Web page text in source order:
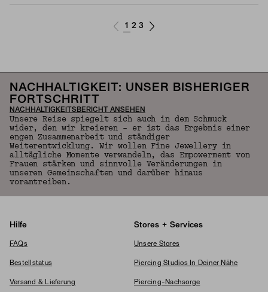
1 2 3
NACHHALTIGKEIT: UNSER BISHERIGER
FORTSCHRITT
NACHHALTIGKEITSBERICHT ANSEHEN
Unsere Reise spiegelt sich auch in dem Schmuck
wider, den wir kreieren – er ist das Ergebnis einer
engen Zusammenarbeit und ständiger
Weiterentwicklung. Wir wollen Fine Jewellery in
alltägliche Momente verwandeln, das Empowerment von
Frauen stärken und sinnvolle Veränderungen in
unseren Gemeinschaften und darüber hinaus
vorantreiben.
Hilfe
FAQs
Bestellstatus
Versand & Lieferung
Stores + Services
Unsere Stores
Piercing Studios In Deiner Nähe
Piercing-Nachsorge